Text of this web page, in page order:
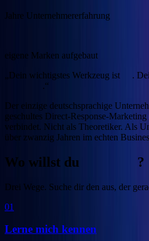
Jahre Unternehmererfahrung
eigene Marken aufgebaut
„Dein wichtigstes Werkzeug ist
.
.“
Der einzige deutschsprachige
geschultes Direct-Response-
verbindet. Nicht als Theoretiker. Als
über zwanzig Jahren im echten
Wo willst du ?
Drei Wege. Suche dir den aus, der
01
Lerne mich kennen